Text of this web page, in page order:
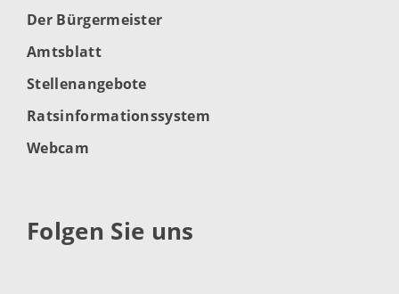
Der Bürgermeister
Amtsblatt
Stellenangebote
Ratsinformationssystem
Webcam
Folgen Sie uns